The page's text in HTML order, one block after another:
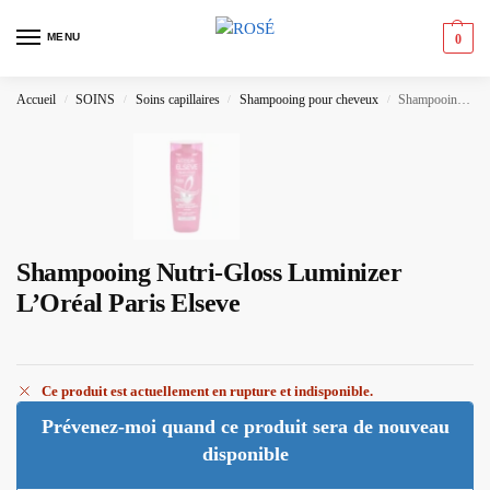
MENU 0
Accueil / SOINS / Soins capillaires / Shampooing pour cheveux / Shampooing Nutri-Gloss Luminizer L’Oréal Paris Elseve
Shampooing Nutri-Gloss Luminizer
L’Oréal Paris Elseve
Ce produit est actuellement en rupture et indisponible.
Prévenez-moi quand ce produit sera de nouveau
disponible